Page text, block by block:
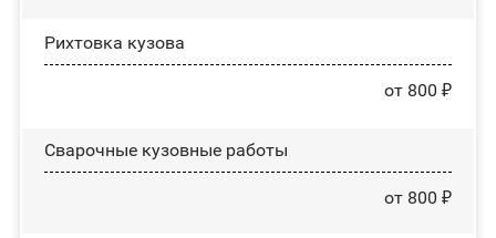
Рихтовка кузова
от 800 ₽
Сварочные кузовные работы
от 800 ₽